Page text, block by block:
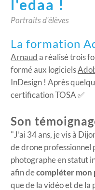
l'edaa !
Portraits d'élèves
La formation
Arnaud a réalisé trois
formé aux logiciels
InDesign ! Après
certification TOSA ✅
Son
"J’ai 34 ans, je vis à
de drone professionnel
photographe en statut
afin decompléter mon
que de la vidéo et de la